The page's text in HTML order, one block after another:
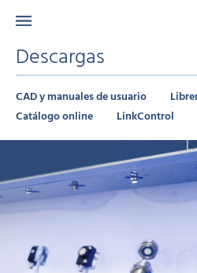
Descargas
CAD y manuales de usuario
Catálogo online
LinkControl